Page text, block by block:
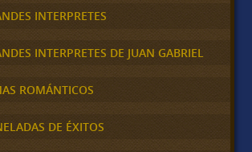
INTERPRETES
INTERPRETES DE JUAN GABRIEL
ROMÁNTICOS
DE ÉXITOS